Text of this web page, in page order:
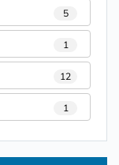
5
1
12
1